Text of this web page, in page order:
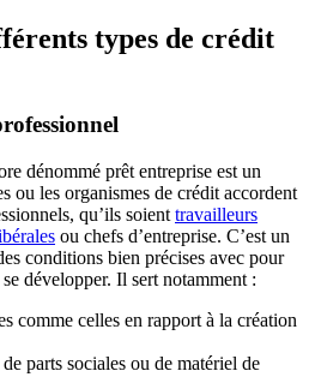
types de crédit
dénommé prêt entreprise est un
ou les organismes de crédit accordent
qu’ils soient travailleurs
ou chefs d’entreprise. C’est un
conditions bien précises avec pour
développer. Il sert notamment :
comme celles en rapport à la création
parts sociales ou de matériel de